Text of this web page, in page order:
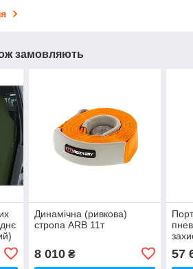
замовляють
Динамічна (ривкова)
стропа ARB 11т
8 010₴ 57